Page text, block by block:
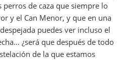
perros de caza que siempre lo
y el Can Menor, y que en una
puedes ver incluso el
¿será que después de todo
de la que estamos